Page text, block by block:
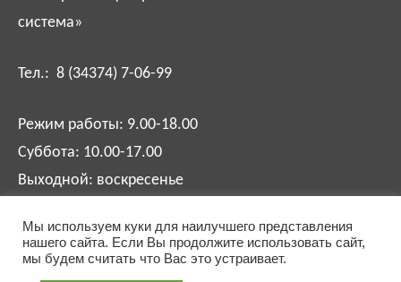
система»
Тел.: 8 (34374) 7-06-99
Режим работы: 9.00-18.00
Суббота: 10.00-17.00
Выходной: воскресенье
biblsysert@mail.ru
Мы используем куки для наилучшего представления
нашего сайта. Если Вы продолжите использовать сайт,
мы будем считать что Вас это устраивает.